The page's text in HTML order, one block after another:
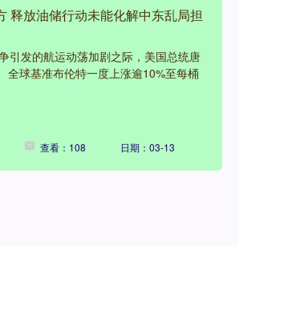
释放油储行动未能化解中东乱局担
引发的航运动荡加剧之际，美国总统唐
全球基准布伦特一度上涨逾10%至每桶
查看：108 日期：03-13